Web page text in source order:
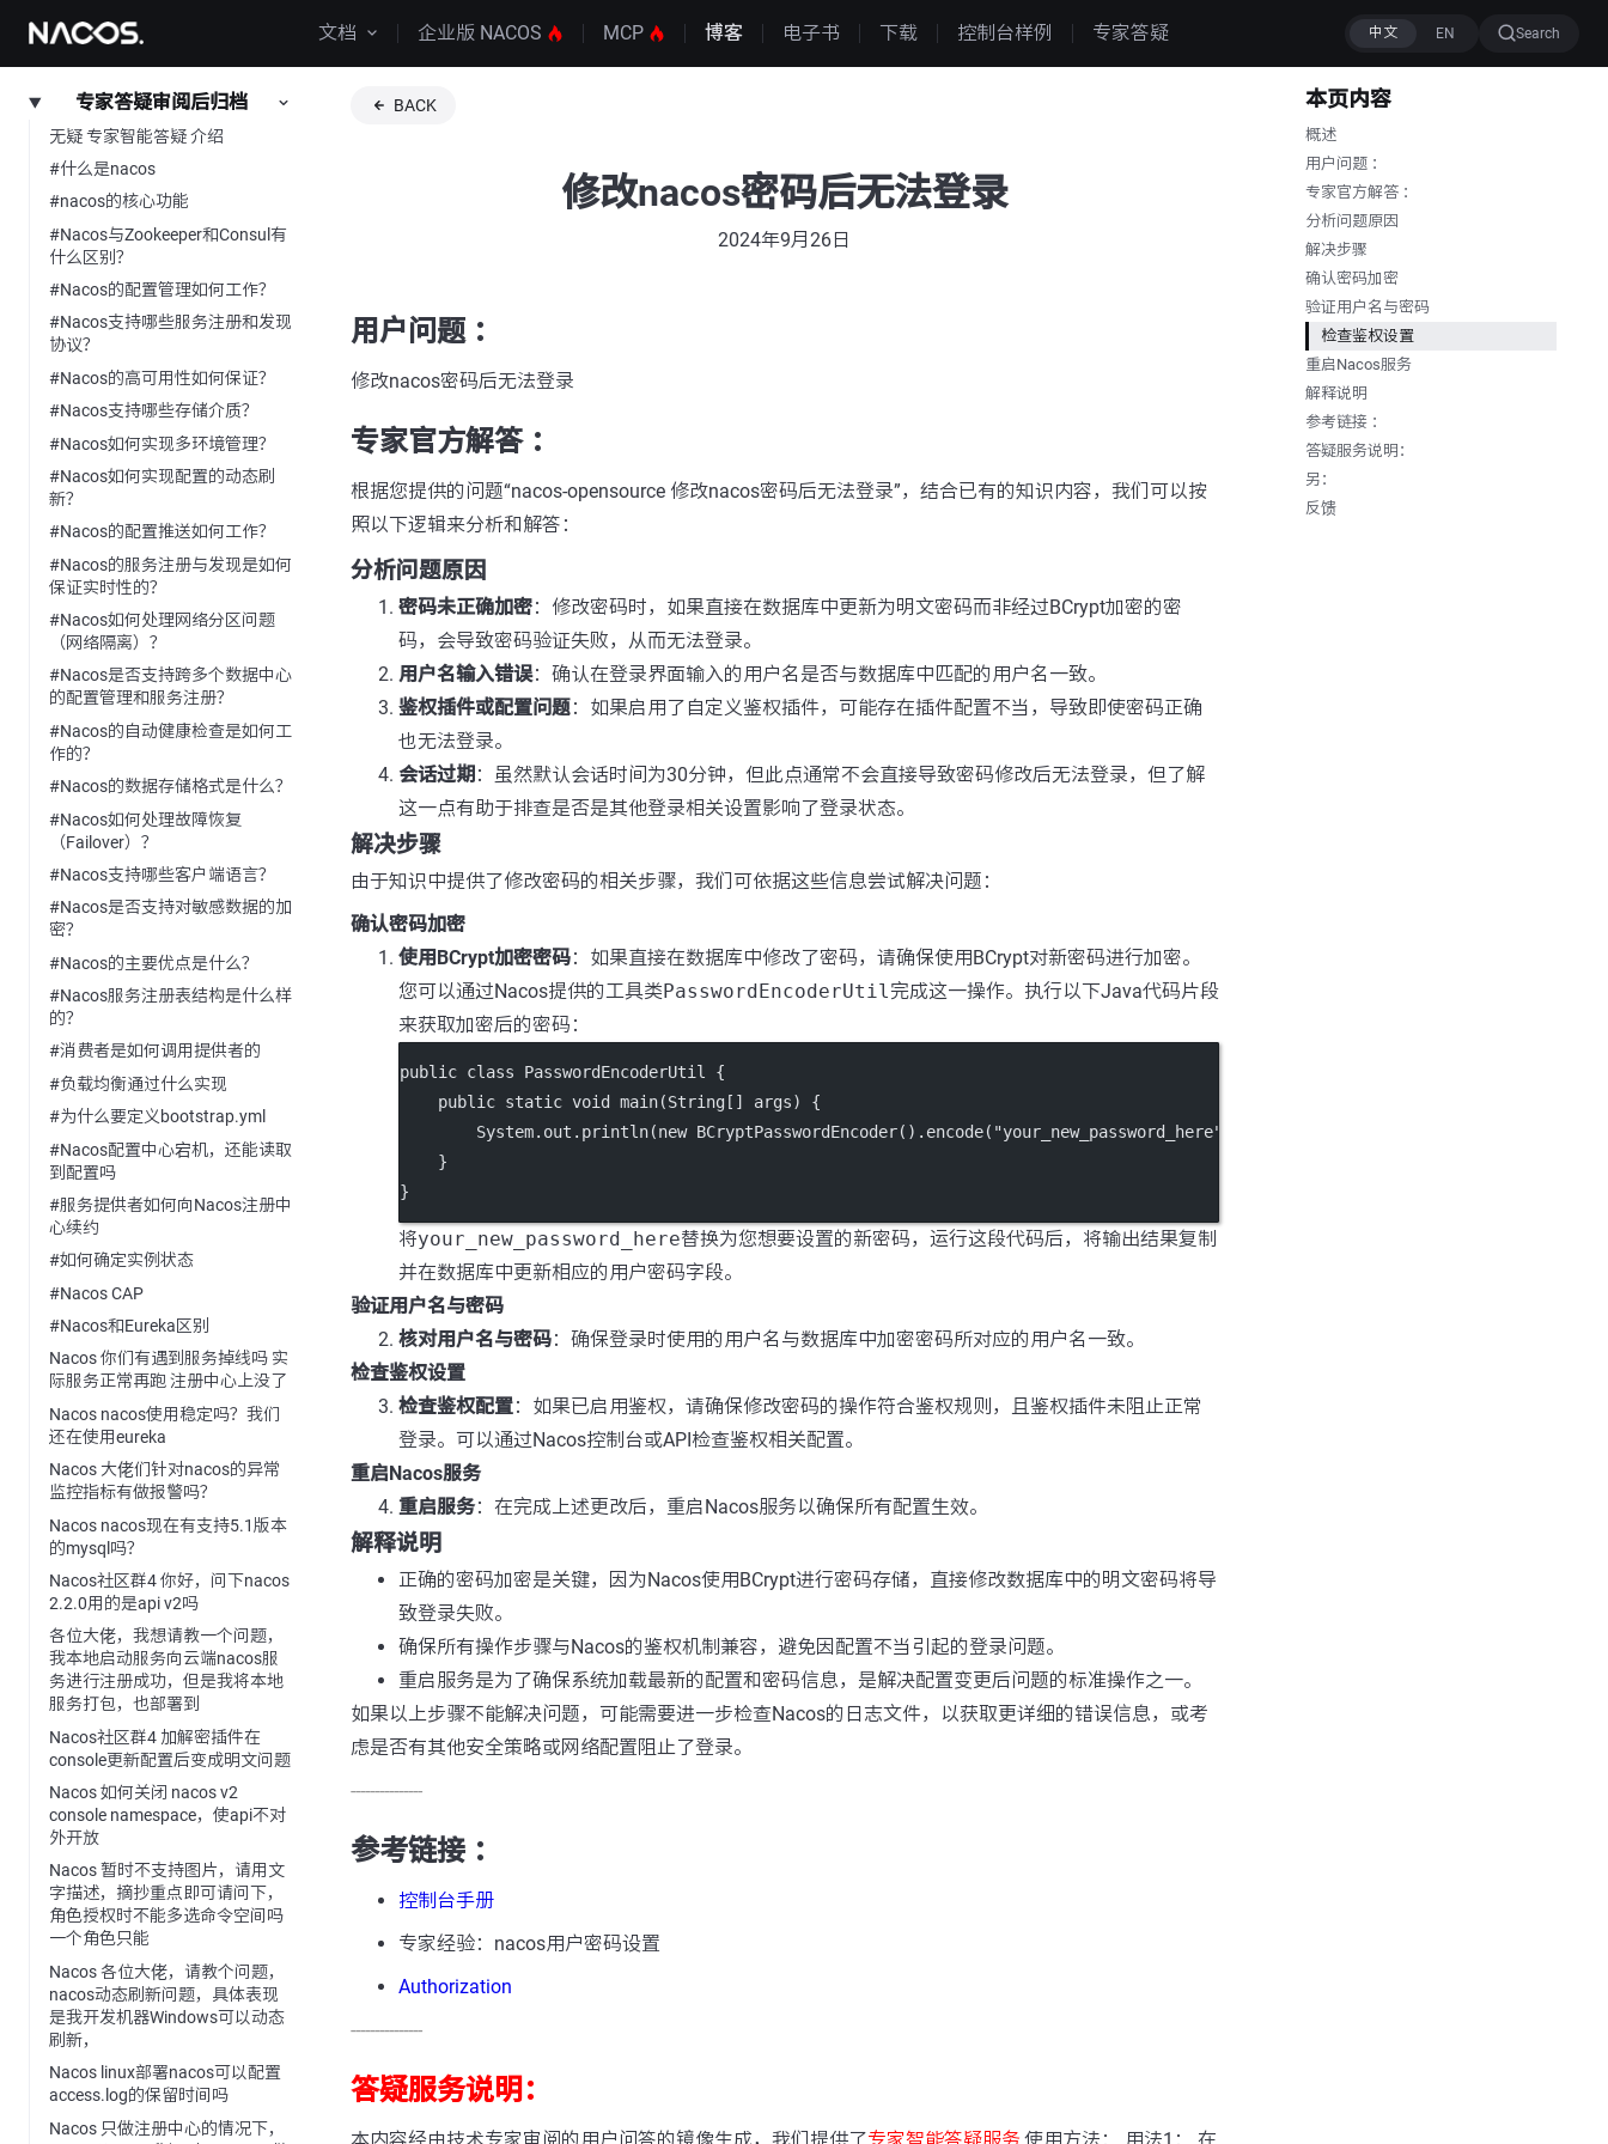
文档 企业版 NACOS MCP 博客 电子书 下载 控制台样例 专家答疑 Search
专家答疑审阅后归档
无疑 专家智能答疑 介绍
#什么是nacos
#nacos的核心功能
#Nacos与Zookeeper和Consul有
什么区别？
#Nacos的配置管理如何工作？
#Nacos支持哪些服务注册和发现
协议？
#Nacos的高可用性如何保证？
#Nacos支持哪些存储介质？
#Nacos如何实现多环境管理？
#Nacos如何实现配置的动态刷
新？
#Nacos的配置推送如何工作？
#Nacos的服务注册与发现是如何
保证实时性的？
#Nacos如何处理网络分区问题
（网络隔离）？
#Nacos是否支持跨多个数据中心
的配置管理和服务注册？
#Nacos的自动健康检查是如何工
作的？
#Nacos的数据存储格式是什么？
#Nacos如何处理故障恢复
（Failover）？
#Nacos支持哪些客户端语言？
#Nacos是否支持对敏感数据的加
密？
#Nacos的主要优点是什么？
#Nacos服务注册表结构是什么样
的？
#消费者是如何调用提供者的
#负载均衡通过什么实现
#为什么要定义bootstrap.yml
#Nacos配置中心宕机，还能读取
到配置吗
#服务提供者如何向Nacos注册中
心续约
#如何确定实例状态
#Nacos CAP
#Nacos和Eureka区别
Nacos 你们有遇到服务掉线吗 实
际服务正常再跑 注册中心上没了
Nacos nacos使用稳定吗？我们
还在使用eureka
Nacos 大佬们针对nacos的异常
监控指标有做报警吗？
Nacos nacos现在有支持5.1版本
的mysql吗？
Nacos社区群4 你好，问下nacos
2.2.0用的是api v2吗
各位大佬，我想请教一个问题，
我本地启动服务向云端nacos服
务进行注册成功，但是我将本地
服务打包，也部署到
Nacos社区群4 加解密插件在
console更新配置后变成明文问题
Nacos 如何关闭 nacos v2
console namespace，使api不对
外开放
Nacos 暂时不支持图片，请用文
字描述，摘抄重点即可请问下，
角色授权时不能多选命令空间吗
一个角色只能
Nacos 各位大佬，请教个问题，
nacos动态刷新问题，具体表现
是我开发机器Windows可以动态
刷新，
Nacos linux部署nacos可以配置
access.log的保留时间吗
Nacos 只做注册中心的情况下，
BACK
修改nacos密码后无法登录
2024年9月26日
用户问题 ：
修改nacos密码后无法登录
专家官方解答 ：
根据您提供的问题“nacos-opensource 修改nacos密码后无法登录”，结合已有的知识内容，我们可以按
照以下逻辑来分析和解答：
分析问题原因
密码未正确加密：修改密码时，如果直接在数据库中更新为明文密码而非经过BCrypt加密的密
码，会导致密码验证失败，从而无法登录。
用户名输入错误：确认在登录界面输入的用户名是否与数据库中匹配的用户名一致。
鉴权插件或配置问题：如果启用了自定义鉴权插件，可能存在插件配置不当，导致即使密码正确
也无法登录。
会话过期 ：虽然默认会话时间为30分钟，但此点通常不会直接导致密码修改后无法登录，但了解
这一点有助于排查是否是其他登录相关设置影响了登录状态。
解决步骤
由于知识中提供了修改密码的相关步骤，我们可依据这些信息尝试解决问题：
确认密码加密
使用BCrypt加密密码：如果直接在数据库中修改了密码，请确保使用BCrypt对新密码进行加密。
您可以通过Nacos提供的工具类PasswordEncoderUtil完成这一操作。执行以下Java代码片段
来获取加密后的密码：
public class PasswordEncoderUtil
{
public static void main(String[] args) {
        System.out.
println(new BCryptPasswordEncoder(). encode( "your_new_password_here"
    }
}
将your_new_password_here替换为您想要设置的新密码，运行这段代码后，将输出结果复制
并在数据库中更新相应的用户密码字段。
验证用户名与密码
核对用户名与密码：确保登录时使用的用户名与数据库中加密密码所对应的用户名一致。
检查鉴权设置
检查鉴权配置：如果已启用鉴权，请确保修改密码的操作符合鉴权规则，且鉴权插件未阻止正常
登录。可以通过Nacos控制台或API检查鉴权相关配置。
重启Nacos服务
重启服务：在完成上述更改后，重启Nacos服务以确保所有配置生效。
解释说明
正确的密码加密是关键，因为Nacos使用BCrypt进行密码存储，直接修改数据库中的明文密码将导
致登录失败。
确保所有操作步骤与Nacos的鉴权机制兼容，避免因配置不当引起的登录问题。
重启服务是为了确保系统加载最新的配置和密码信息，是解决配置变更后问题的标准操作之一。
如果以上步骤不能解决问题，可能需要进一步检查Nacos的日志文件，以获取更详细的错误信息，或考
虑是否有其他安全策略或网络配置阻止了登录。
---------------
参考链接 ：
控制台手册
专家经验：nacos用户密码设置
Authorization
---------------
答疑服务说明：
本页内容
概述
用户问题 ：
专家官方解答 ：
分析问题原因
解决步骤
确认密码加密
验证用户名与密码
检查鉴权设置
重启Nacos服务
解释说明
参考链接 ：
答疑服务说明：
另：
反馈